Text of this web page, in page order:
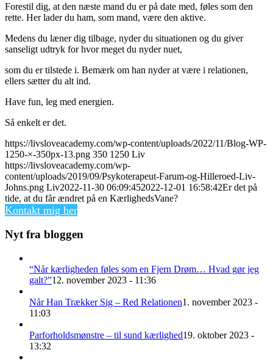
Forestil dig, at den næste mand du er på date med, føles som den
rette. Her lader du ham, som mand, være den aktive.
Medens du læner dig tilbage, nyder du situationen og du giver
sanseligt udtryk for hvor meget du nyder nuet,
som du er tilstede i. Bemærk om han nyder at være i relationen,
ellers sætter du alt ind.
Have fun, leg med energien.
Så enkelt er det.
https://livsloveacademy.com/wp-content/uploads/2022/11/Blog-WP-
1250-×-350px-13.png 350 1250 Liv
https://livsloveacademy.com/wp-
content/uploads/2019/09/Psykoterapeut-Farum-og-Hilleroed-Liv-
Johns.png Liv2022-11-30 06:09:452022-12-01 16:58:42Er det på
tide, at du får ændret på en KærlighedsVane?
Kontakt mig her
Nyt fra bloggen
“Når kærligheden føles som en Fjern Drøm… Hvad gør jeg
galt?”12. november 2023 - 11:36
Når Han Trækker Sig – Red Relationen1. november 2023 -
11:03
Parforholdsmønstre – til sund kærlighed19. oktober 2023 -
13:32